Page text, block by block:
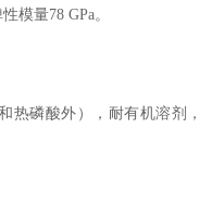
模量78 GPa。
热磷酸外），耐有机溶剂，